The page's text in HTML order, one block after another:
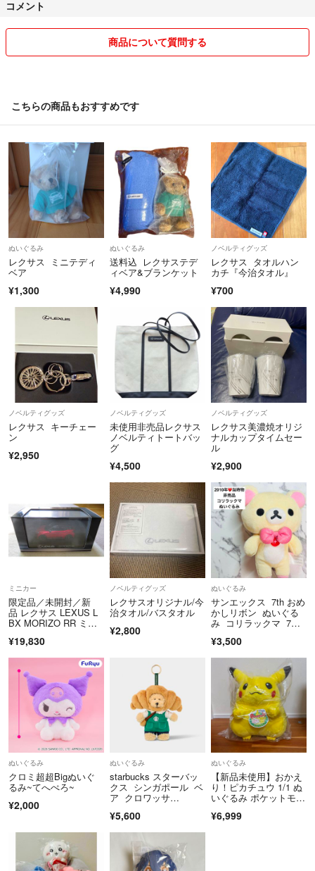
コメント
商品について質問する
こちらの商品もおすすめです
ぬいぐるみ
レクサス ミニテディ
ベア
¥1,300
ぬいぐるみ
送料込 レクサステデ
ィベア&ブランケット
¥4,990
ノベルティグッズ
レクサス タオルハン
カチ『今治タオル』
¥700
ノベルティグッズ
レクサス キーチェー
ン
¥2,950
ノベルティグッズ
未使用非売品レクサス
ノベルティトートバッ
グ
¥4,500
ノベルティグッズ
レクサス美濃焼オリジ
ナルカップタイムセー
ル
¥2,900
ミニカー
限定品／未開封／新
品 レクサス LEXUS L
BX MORIZO RR ミニ
¥19,830
ノベルティグッズ
レクサスオリジナル/今
治タオル/バスタオル
¥2,800
ぬいぐるみ
サンエックス 7th おめ
かしリボン ぬいぐる
み コリラックマ 7周
¥3,500
ぬいぐるみ
クロミ超超Bigぬいぐ
るみ~てへぺろ~
¥2,000
ぬいぐるみ
starbucks スターバッ
クス シンガポール ベ
ア クロワッサ
バ キーホルダー Beari
sta
¥5,600
ぬいぐるみ
【新品未使用】おかえ
り！ピカチュウ 1/1 ぬ
いぐるみ ポケットモン
ン
¥6,999